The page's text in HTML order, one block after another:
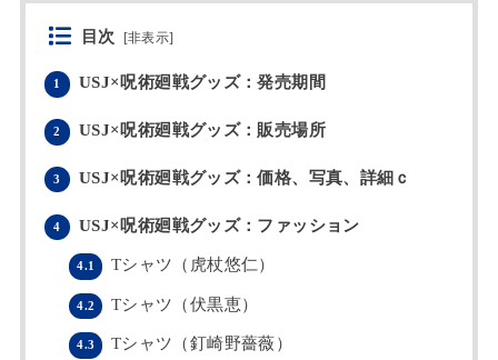
目次 [非表示]
1 USJ×呪術廻戦グッズ：発売期間
2 USJ×呪術廻戦グッズ：販売場所
3 USJ×呪術廻戦グッズ：価格、写真、詳細ｃ
4 USJ×呪術廻戦グッズ：ファッション
4.1 Tシャツ（虎杖悠仁）
4.2 Tシャツ（伏黒恵）
4.3 Tシャツ（釘崎野薔薇）